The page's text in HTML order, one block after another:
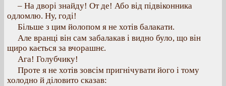
– На дворі знайду! От де! Або від підвіконника
одломлю. Ну, годі!
Більше з цим йолопом я не хотів балакати.
Але вранці він сам забалакав і видно було, що він
щиро кається за вчорашнє.
Ага! Голубчику!
Проте я не хотів зовсім пригнічувати його і тому
холодно й діловито сказав: